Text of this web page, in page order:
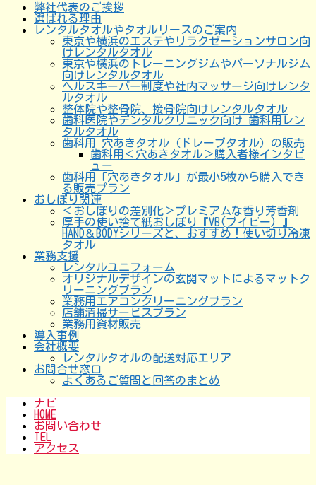
弊社代表のご挨拶
選ばれる理由
レンタルタオルやタオルリースのご案内
東京や横浜のエステやリラクゼーションサロン向
けレンタルタオル
東京や横浜のトレーニングジムやパーソナルジム
向けレンタルタオル
ヘルスキーパー制度や社内マッサージ向けレンタ
ルタオル
整体院や整骨院、接骨院向けレンタルタオル
歯科医院やデンタルクリニック向け 歯科用レン
タルタオル
歯科用 穴あきタオル（ドレープタオル）の販売
歯科用＜穴あきタオル＞購入者様インタビ
ュー
歯科用「穴あきタオル」が最小5枚から購入でき
る販売プラン
おしぼり関連
＜おしぼりの差別化＞プレミアムな香り芳香剤
厚手の使い捨て紙おしぼり『VB(ブイビー) 』
HAND＆BODYシリーズと、おすすめ！使い切り冷凍
タオル
業務支援
レンタルユニフォーム
オリジナルデザインの玄関マットによるマットク
リーニングプラン
業務用エアコンクリーニングプラン
店舗清掃サービスプラン
業務用資材販売
導入事例
会社概要
レンタルタオルの配送対応エリア
お問合せ窓口
よくあるご質問と回答のまとめ
ナビ
HOME
お問い合わせ
TEL
アクセス